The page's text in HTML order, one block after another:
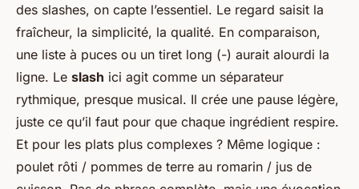
des slashes, on capte l’essentiel. Le regard saisit la
fraîcheur, la simplicité, la qualité. En comparaison,
une liste à puces ou un tiret long (-) aurait alourdi la
ligne. Le slash ici agit comme un séparateur
rythmique, presque musical. Il crée une pause légère,
juste ce qu’il faut pour que chaque ingrédient respire.
Et pour les plats plus complexes ? Même logique :
poulet rôti / pommes de terre au romarin / jus de